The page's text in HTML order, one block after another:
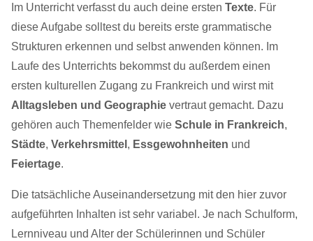
Im Unterricht verfasst du auch deine ersten Texte. Für
diese Aufgabe solltest du bereits erste grammatische
Strukturen erkennen und selbst anwenden können. Im
Laufe des Unterrichts bekommst du außerdem einen
ersten kulturellen Zugang zu Frankreich und wirst mit
Alltagsleben und Geographie vertraut gemacht. Dazu
gehören auch Themenfelder wie Schule in Frankreich,
Städte, Verkehrsmittel , Essgewohnheiten und
Feiertage.
Die tatsächliche Auseinandersetzung mit den hier zuvor
aufgeführten Inhalten ist sehr variabel. Je nach Schulform,
Lernniveau und Alter der Schülerinnen und Schüler